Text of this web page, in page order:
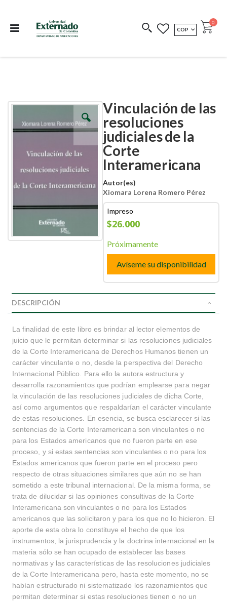
COEDICIONES REDIMIR CÓDIGO
MONEDA
COP Cart
0
Vinculación de las
resoluciones
judiciales de la
Corte
Interamericana
Autor(es)
Xiomara Lorena Romero Pérez
Impreso
$26.000
Próximamente
Avíseme su disponibilidad
Skip
end
gallery
Skip
beginning
gallery
DESCRIPCIÓN
La finalidad de este libro es brindar al lector elementos de
juicio que le permitan determinar si las resoluciones judiciales
de la Corte Interamericana de Derechos Humanos tienen un
carácter vinculante o no, desde la perspectiva del Derecho
Internacional Público. Para ello la autora estructura y
desarrolla razonamientos que podrían emplearse para negar
la vinculación de las resoluciones judiciales de dicha Corte,
así como argumentos que respaldarían el carácter vinculante
de estas resoluciones. En esencia, se busca esclarecer si las
sentencias de la Corte Interamericana son vinculantes o no
para los Estados americanos que no fueron parte en ese
proceso, y si estas sentencias son vinculantes o no para los
Estados americanos que fueron parte en el proceso pero
respecto de otras situaciones similares que aún no se han
sometido a este tribunal internacional. De la misma forma, se
trata de dilucidar si las opiniones consultivas de la Corte
Interamericana son vinculantes o no para los Estados
americanos que las solicitaron y para los que no lo hicieron. El
aporte de esta obra lo constituye el hecho de que los
instrumentos, la jurisprudencia y la doctrina internacional en la
materia sólo se han ocupado de establecer las bases
normativas y las características de las resoluciones judiciales
de la Corte Interamericana pero, hasta este momento, no se
habían estructurado ni sistematizado los razonamientos que
permitan determinar si estas resoluciones tienen o no un